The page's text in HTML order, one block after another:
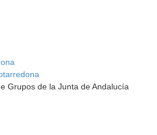
Grupos de la Junta de Andalucía